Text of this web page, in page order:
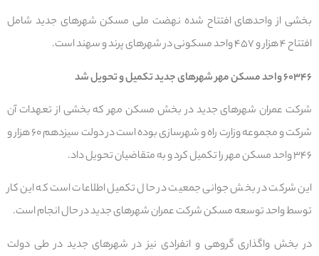
بخشی از واحدهای افتتاح شده نهضت ملی مسکن شهرهای جدید شامل
افتتاح ۴ هزار و ۴۵۷ واحد مسکونی در شهرهای پرند و سهند است.
۶۰۳۴۶ واحد مسکن مهر شهرهای جدید تکمیل و تحویل شد
شرکت عمران شهرهای جدید در بخش مسکن مهر که بخشی از تعهدات آن
شرکت و مجموعه وزارت راه و شهرسازی بوده است در دولت سیزدهم ۶۰ هزار و
۳۴۶ واحد مسکن مهر را تکمیل کرد و به متقاضیان تحویل داد.
این شرکت در بخش جوانی جمعیت در حال تکمیل اطلاعات است که این کار
توسط واحد توسعه مسکن شرکت عمران شهرهای جدید در حال انجام است.
در بخش واگذاری گروهی و انفرادی نیز در شهرهای جدید در طی دولت